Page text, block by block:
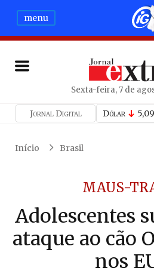
menu
Sexta-feira, 7 de
Jornal Digital Dólar 5,09
Início Brasil
MAUS-
Adolescentes
ataque ao cão
nos